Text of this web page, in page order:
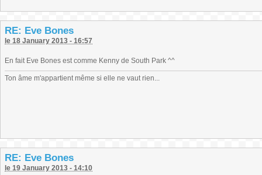
RE: Eve Bones
le 18 January 2013 - 16:57
En fait Eve Bones est comme Kenny de South Park ^^
Ton âme m'appartient même si elle ne vaut rien...
RE: Eve Bones
le 19 January 2013 - 14:10